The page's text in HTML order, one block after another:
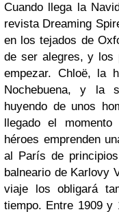
Cuando llega la
revista Dreaming
en los tejados de
de ser alegres, y los
empezar. Chloë, la
Nochebuena, y la
huyendo de unos
llegado el
héroes emprenden
al París de
balneario de Karlovy
viaje los obligará
tiempo. Entre 1909 y